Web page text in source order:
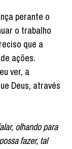
perante o
o trabalho
que a
ações.
ver, a
Deus, através
olhando para
fazer, tal